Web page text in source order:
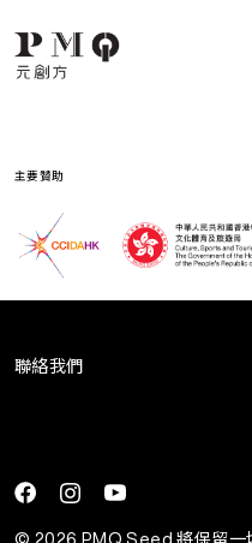
主要贊助
聯絡我們
© 2026 PMQ Seed 將保留一